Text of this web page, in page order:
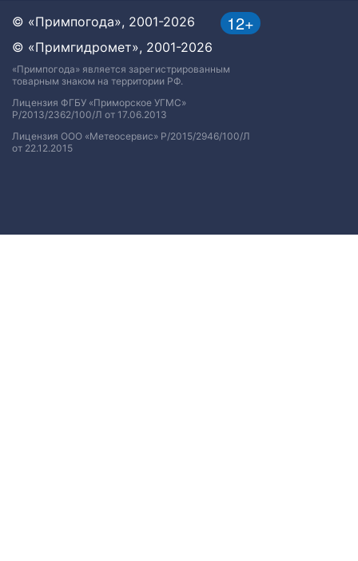
12+
© «Примпогода», 2001-2026
© «Примгидромет», 2001-2026
«Примпогода» является зарегистрированным
товарным знаком на территории РФ.
Лицензия ФГБУ «Приморское УГМС»
Р/2013/2362/100/Л от 17.06.2013
Лицензия ООО «Метеосервис» Р/2015/2946/100/Л
от 22.12.2015